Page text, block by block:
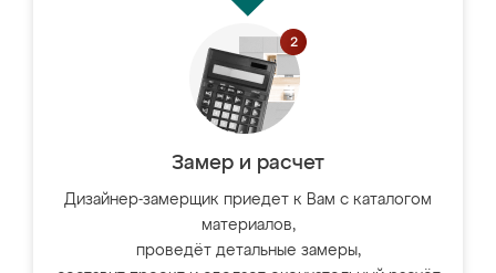
Замер и расчет
Дизайнер-замерщик приедет к Вам с каталогом
материалов,
проведёт детальные замеры,